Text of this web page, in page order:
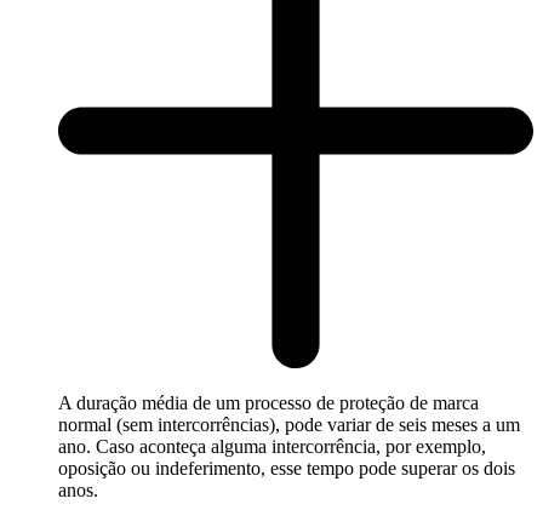
A duração média de um processo de proteção de marca
normal (sem intercorrências), pode variar de seis meses a um
ano. Caso aconteça alguma intercorrência, por exemplo,
oposição ou indeferimento, esse tempo pode superar os dois
anos.